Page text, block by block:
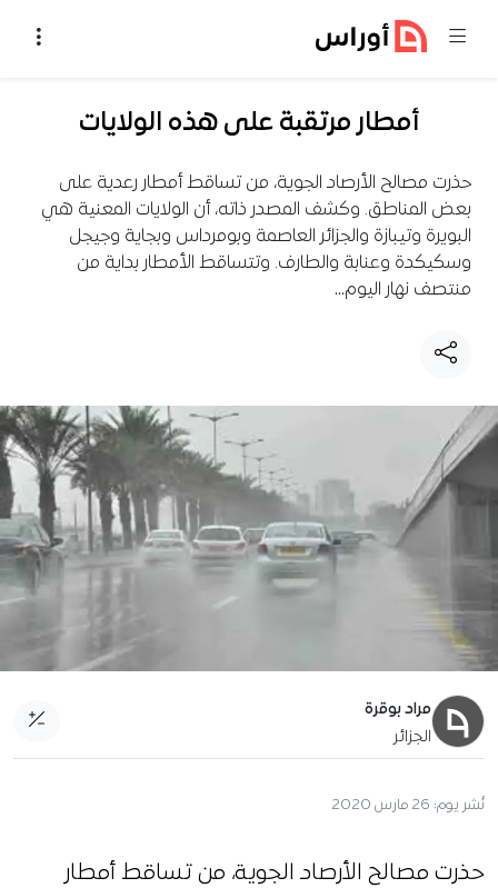
أمطار مرتقبة على هذه الولايات
حذرت مصالح الأرصاد الجوية، من تساقط أمطار رعدية على
بعض المناطق. وكشف المصدر ذاته، أن الولايات المعنية هي
البويرة وتيبازة والجزائر العاصمة وبومرداس وبجاية وجيجل
وسكيكدة وعنابة والطارف. وتتساقط الأمطار بداية من
منتصف نهار اليوم…
مراد بوقرة
الجزائر
نُشر يوم: 26 مارس 2020
حذرت مصالح الأرصاد الجوية، من تساقط أمطار